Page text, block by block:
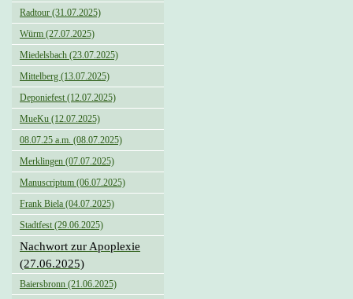
Radtour (31.07.2025)
Würm (27.07.2025)
Miedelsbach (23.07.2025)
Mittelberg (13.07.2025)
Deponiefest (12.07.2025)
MueKu (12.07.2025)
08.07.25 a.m. (08.07.2025)
Merklingen (07.07.2025)
Manuscriptum (06.07.2025)
Frank Biela (04.07.2025)
Stadtfest (29.06.2025)
Nachwort zur Apoplexie
(27.06.2025)
Baiersbronn (21.06.2025)